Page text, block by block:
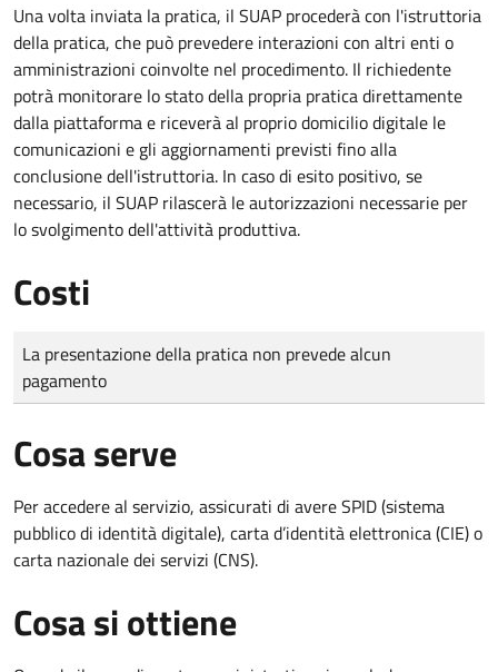
Una volta inviata la pratica, il SUAP procederà con l'istruttoria
della pratica, che può prevedere interazioni con altri enti o
amministrazioni coinvolte nel procedimento. Il richiedente
potrà monitorare lo stato della propria pratica direttamente
dalla piattaforma e riceverà al proprio domicilio digitale le
comunicazioni e gli aggiornamenti previsti fino alla
conclusione dell'istruttoria. In caso di esito positivo, se
necessario, il SUAP rilascerà le autorizzazioni necessarie per
lo svolgimento dell'attività produttiva.
Costi
Tipo di pagamento
Importo
La presentazione della pratica non prevede alcun
pagamento
Cosa serve
Per accedere al servizio, assicurati di avere SPID (sistema
pubblico di identità digitale), carta d’identità elettronica (CIE) o
carta nazionale dei servizi (CNS).
Cosa si ottiene